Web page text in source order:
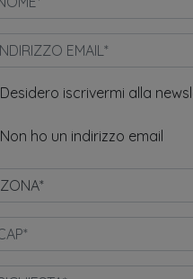
Desidero iscrivermi alla
Non ho un indirizzo email